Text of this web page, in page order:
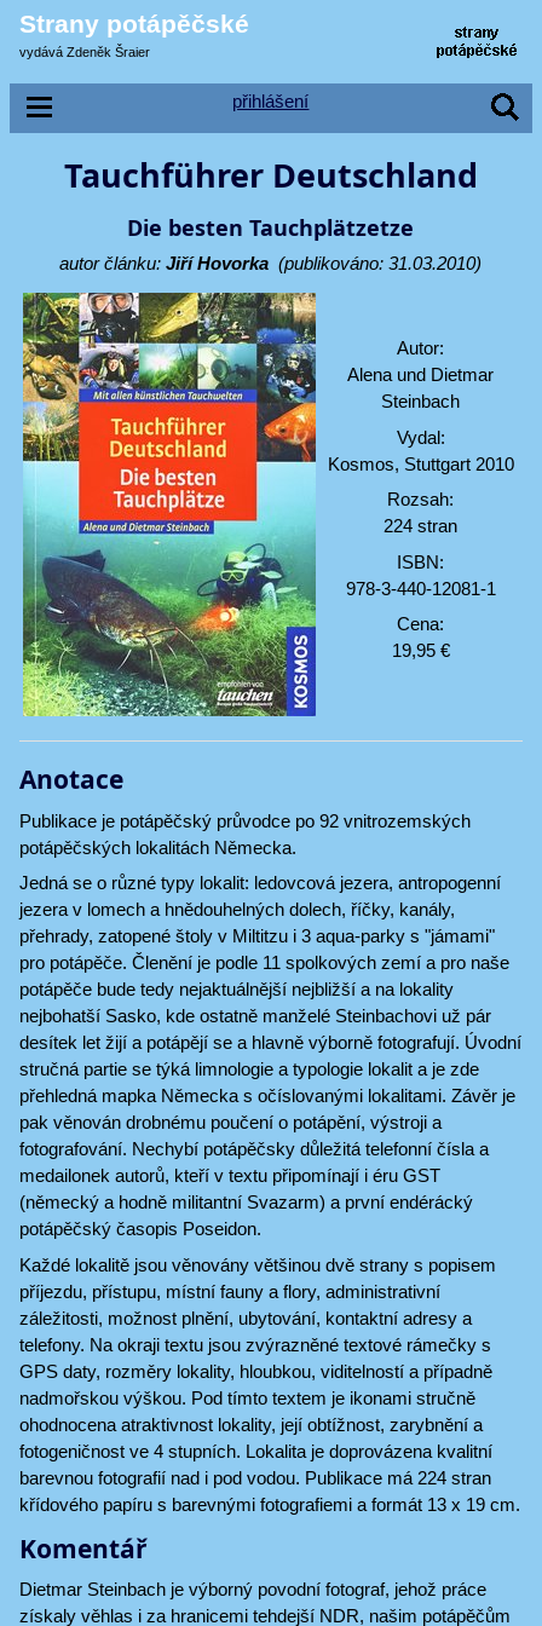
Strany potápěčské
vydává Zdeněk Šraier
přihlášení
Tauchführer Deutschland
Die besten Tauchplätzetze
autor článku:Jiří Hovorka (publikováno: 31.03.2010)
Autor:
Alena und Dietmar
Steinbach
Vydal:
Kosmos, Stuttgart 2010
Rozsah:
224 stran
ISBN:
978-3-440-12081-1
Cena:
19,95 €
Anotace
Publikace je potápěčský průvodce po 92 vnitrozemských
potápěčských lokalitách Německa.
Jedná se o různé typy lokalit: ledovcová jezera, antropogenní
jezera v lomech a hnědouhelných dolech, říčky, kanály,
přehrady, zatopené štoly v Miltitzu i 3 aqua-parky s "jámami"
pro potápěče. Členění je podle 11 spolkových zemí a pro naše
potápěče bude tedy nejaktuálnější nejbližší a na lokality
nejbohatší Sasko, kde ostatně manželé Steinbachovi už pár
desítek let žijí a potápějí se a hlavně výborně fotografují. Úvodní
stručná partie se týká limnologie a typologie lokalit a je zde
přehledná mapka Německa s očíslovanými lokalitami. Závěr je
pak věnován drobnému poučení o potápění, výstroji a
fotografování. Nechybí potápěčsky důležitá telefonní čísla a
medailonek autorů, kteří v textu připomínají i éru GST
(německý a hodně militantní Svazarm) a první endérácký
potápěčský časopis Poseidon.
Každé lokalitě jsou věnovány většinou dvě strany s popisem
příjezdu, přístupu, místní fauny a flory, administrativní
záležitosti, možnost plnění, ubytování, kontaktní adresy a
telefony. Na okraji textu jsou zvýrazněné textové rámečky s
GPS daty, rozměry lokality, hloubkou, viditelností a případně
nadmořskou výškou. Pod tímto textem je ikonami stručně
ohodnocena atraktivnost lokality, její obtížnost, zarybnění a
fotogeničnost ve 4 stupních. Lokalita je doprovázena kvalitní
barevnou fotografií nad i pod vodou. Publikace má 224 stran
křídového papíru s barevnými fotografiemi a formát 13 x 19 cm.
Komentář
Dietmar Steinbach je výborný povodní fotograf, jehož práce
získaly věhlas i za hranicemi tehdejší NDR, našim potápěčům